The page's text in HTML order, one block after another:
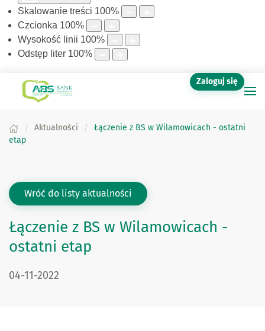
Skalowanie treści 100%
Czcionka 100%
Wysokość linii 100%
Odstęp liter 100%
Zaloguj się
Aktualności
Łączenie z BS w Wilamowicach - ostatni
etap
Wróć do listy aktualności
Łączenie z BS w Wilamowicach -
ostatni etap
DATA PUBLIKACJI:
04-11-2022